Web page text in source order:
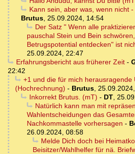
Kann sein, aber was, wenn nicht
Brutus, 25.09.2024, 14:54
Der Satz " Wenn alle
pauschal Stein und Bein
Betrugspotential entdecken" ist
25.09.2024, 22:47
Erfahrungsbericht aus früherer Zeit-
22:42
+1 und die für mich herausragende
(Hochrechnung) - Brutus,
Inkorrekt Brutus. (mT) - DT,
Natürlich kann man mit
Wahlentscheidungen das
Nachkommastelle vorhersagen -
26.09.2024, 08:58
Melde Dich doch bei
Beisitzer/Wahlhelfer für nä.